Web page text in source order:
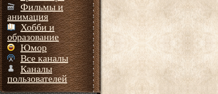
Фильмы и
анимация
Хобби и
образование
Юмор
Все каналы
Каналы
пользователей